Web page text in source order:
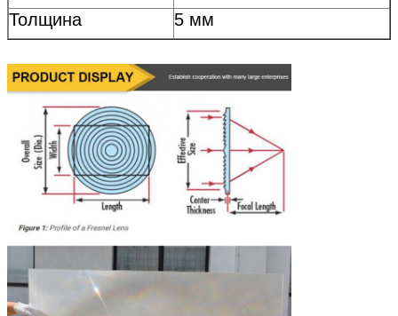
Толщина 5 мм